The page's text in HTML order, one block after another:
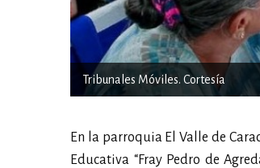
Tribunales Móviles. Cortesía
En la parroquia El Valle de
Educativa “Fray Pedro de